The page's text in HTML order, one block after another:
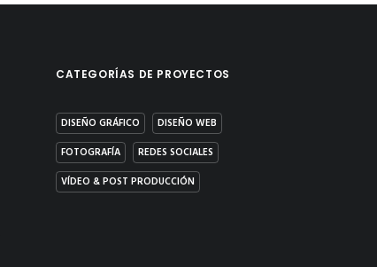
CATEGORÍAS DE PROYECTOS
DISEÑO GRÁFICO
DISEÑO WEB
FOTOGRAFÍA
REDES SOCIALES
VÍDEO & POST PRODUCCIÓN